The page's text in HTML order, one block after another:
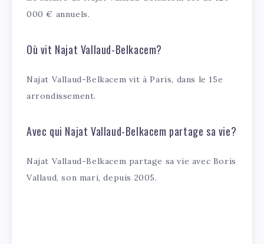
000 € annuels.
Où vit Najat Vallaud-Belkacem?
Najat Vallaud-Belkacem vit à Paris, dans le 15e
arrondissement.
Avec qui Najat Vallaud-Belkacem partage sa vie?
Najat Vallaud-Belkacem partage sa vie avec Boris
Vallaud, son mari, depuis 2005.